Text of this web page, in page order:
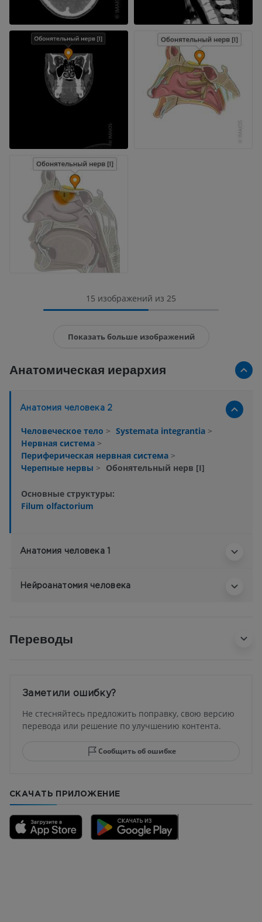
15 изображений из 25
Показать больше изображений
Анатомическая иерархия
Анатомия человека 2
Человеческое тело > Systemata integrantia >
Нервная система >
Периферическая нервная система >
Черепные нервы > Обонятельный нерв [I]
Основные структуры:
Filum olfactorium
Анатомия человека 1
Нейроанатомия человека
Переводы
Заметили ошибку?
Не стесняйтесь предложить поправку, свою версию
перевода или решение по улучшению контента.
Сообщить об ошибке
СКАЧАТЬ ПРИЛОЖЕНИЕ